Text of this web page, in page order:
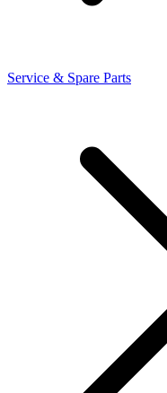
Service & Spare Parts